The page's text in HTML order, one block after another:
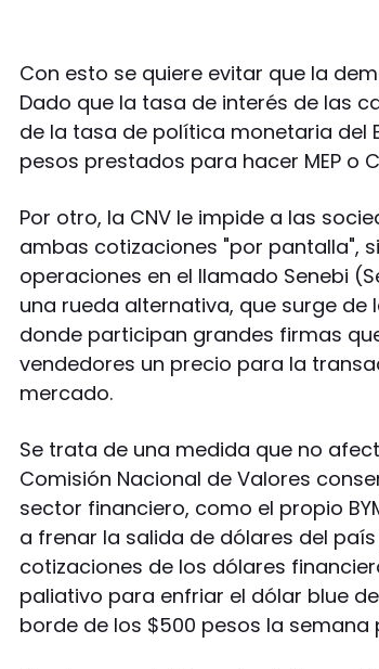
Con esto se quiere evitar que la
Dado que la tasa de interés de las
de la tasa de política monetaria del
pesos prestados para hacer MEP o
Por otro, la CNV le impide a las
ambas cotizaciones "por pantalla",
operaciones en el llamado Senebi
una rueda alternativa, que surge
donde participan grandes firmas
vendedores un precio para la
mercado.
Se trata de una medida que no
Comisión Nacional de Valores
sector financiero, como el propio
a frenar la salida de dólares del
cotizaciones de los dólares
paliativo para enfriar el dólar blue
borde de los $500 pesos la semana